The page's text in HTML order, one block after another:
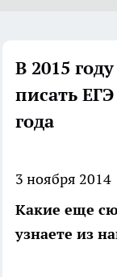
В 2015
писать
года
3 ноября 2014
Какие еще
узнаете из